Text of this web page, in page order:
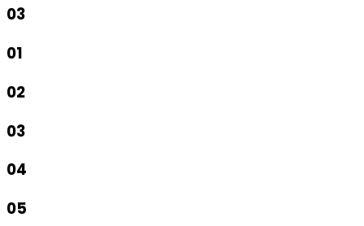
03
01
02
03
04
05